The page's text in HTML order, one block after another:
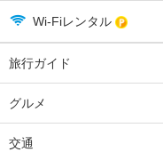
Wi-Fiレンタル
旅行ガイド
グルメ
交通